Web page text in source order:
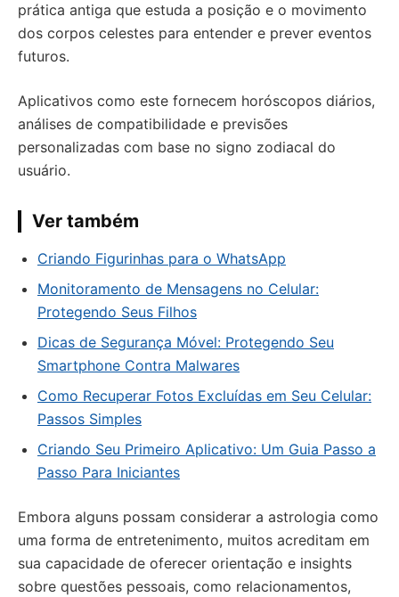
prática antiga que estuda a posição e o movimento
dos corpos celestes para entender e prever eventos
futuros.
Aplicativos como este fornecem horóscopos diários,
análises de compatibilidade e previsões
personalizadas com base no signo zodiacal do
usuário.
Ver também
Criando Figurinhas para o WhatsApp
Monitoramento de Mensagens no Celular:
Protegendo Seus Filhos
Dicas de Segurança Móvel: Protegendo Seu
Smartphone Contra Malwares
Como Recuperar Fotos Excluídas em Seu Celular:
Passos Simples
Criando Seu Primeiro Aplicativo: Um Guia Passo a
Passo Para Iniciantes
Embora alguns possam considerar a astrologia como
uma forma de entretenimento, muitos acreditam em
sua capacidade de oferecer orientação e insights
sobre questões pessoais, como relacionamentos,